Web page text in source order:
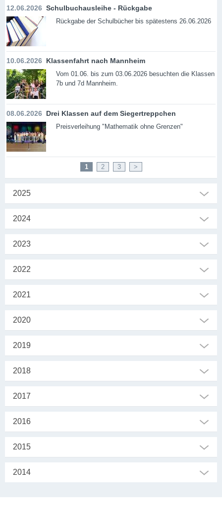
12.06.2026 Schulbuchausleihe - Rückgabe
Rückgabe der Schulbücher bis spätestens 26.06.2026
10.06.2026 Klassenfahrt nach Mannheim
Vom 01.06. bis zum 03.06.2026 besuchten die Klassen
7b und 7d Mannheim.
08.06.2026 Drei Klassen auf dem Siegertreppchen
Preisverleihung "Mathematik ohne Grenzen"
1 2 3 >
2025
2024
2023
2022
2021
2020
2019
2018
2017
2016
2015
2014